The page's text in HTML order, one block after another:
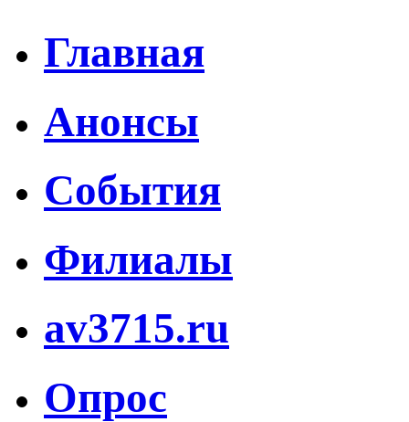
Главная
Анонсы
События
Филиалы
av3715.ru
Опрос